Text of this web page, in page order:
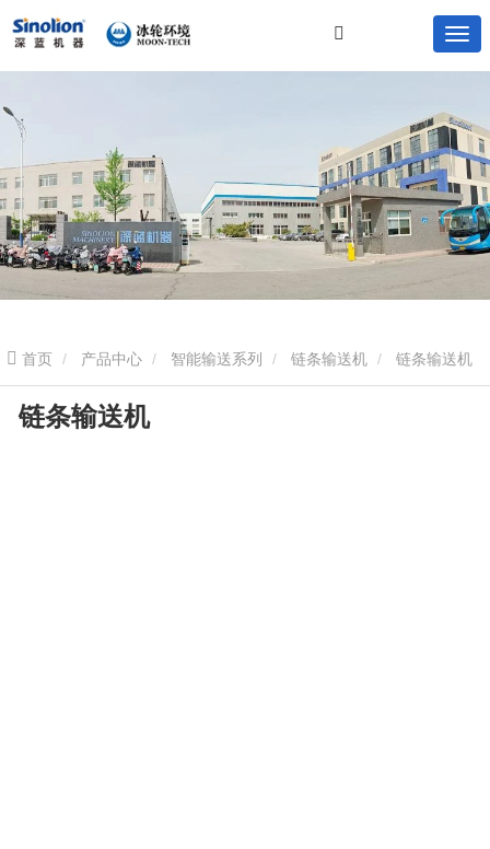
首页 产品中心 智能输送系列 链条输送机 链条输送机
链条输送机